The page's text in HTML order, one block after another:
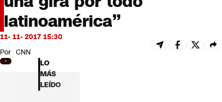
CNN Data
CNN tiempo
Futuro 360
latinoamérica”
11- 11- 2017 15:30
Por CNN
LO
MÁS
LEÍDO